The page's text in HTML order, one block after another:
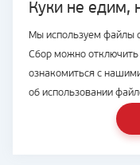
Куки не едим,
Мы используем файлы
Сбор можно отключить
ознакомиться с
об использовании